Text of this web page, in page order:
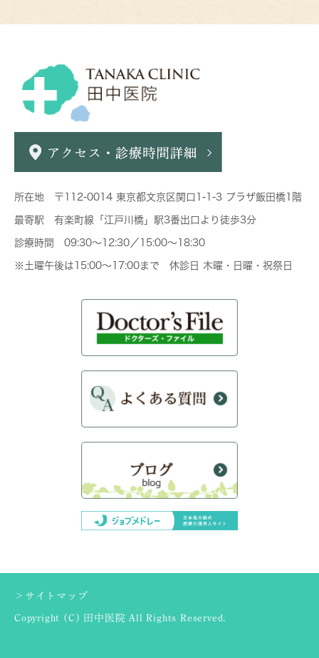
所在地 〒112-0014 東京都文京区関口1-1-3 プラザ飯田橋1階
最寄駅 有楽町線「江戸川橋」駅3番出口より徒歩3分
診療時間 09:30～12:30／15:00～18:30
※土曜午後は15:00～17:00まで 休診日 木曜・日曜・祝祭日
＞サイトマップ
Copyright (C) 田中医院 All Rights Reserved.